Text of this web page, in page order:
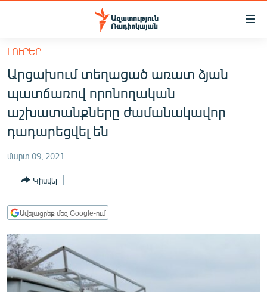
Մատչելիության
հիմնական
բովանդակությանը
հիմնական
մենյուին
Որոնում
ՀԱՅԱՍՏԱՆ
ՔԱՂԱՔԱԿԱՆ
ԸՆՏՐՈՒԹՅՈՒՆՆԵՐ 2026
ՏՆՏԵՍՈՒԹՅՈՒՆ
ՂԱՐԱԲԱՂ
ՊԱՏԵՐԱԶՄԻ 6 ՇԱԲԱԹՆԵՐԸ
ՏԱՐԱԾԱՇՐՋԱՆ
ՄԻՋԱԶԳԱՅԻՆ
ԼՈՒՐԵՐ
Արցախում տեղացած առատ ձյան
պատճառով որոնողական
աշխատանքները ժամանակավոր
դադարեցվել են
մարտ 09, 2021
Կիսվել
Ավելացրեք մեզ Google-ում